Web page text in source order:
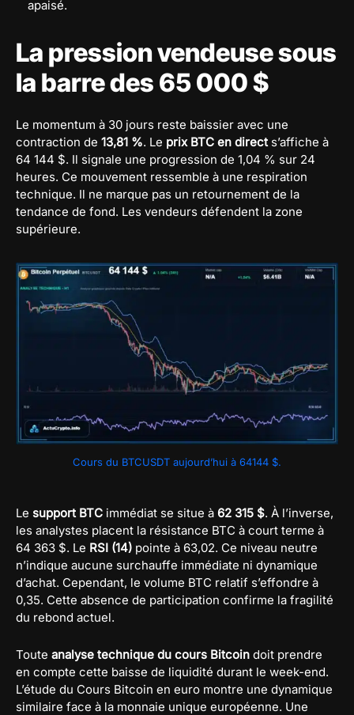
apaisé.
La pression vendeuse sous
la barre des 65 000 $
Le momentum à 30 jours reste baissier avec une
contraction de 13,81 %. Le prix BTC en directs’affiche à
64 144 $. Il signale une progression de 1,04 % sur 24
heures. Ce mouvement ressemble à une respiration
technique. Il ne marque pas un retournement de la
tendance de fond. Les vendeurs défendent la zone
supérieure.
Cours du BTCUSDT aujourd’hui à 64144 $.
Le support BTC immédiat se situe à 62 315 $. À l’inverse,
les analystes placent la résistance BTC à court terme à
64 363 $. Le RSI (14) pointe à 63,02. Ce niveau neutre
n’indique aucune surchauffe immédiate ni dynamique
d’achat. Cependant, le volume BTC relatif s’effondre à
0,35. Cette absence de participation confirme la fragilité
du rebond actuel.
Toute analyse technique du cours Bitcoin doit prendre
en compte cette baisse de liquidité durant le week-end.
L’étude du Cours Bitcoin en euro montre une dynamique
similaire face à la monnaie unique européenne. Une